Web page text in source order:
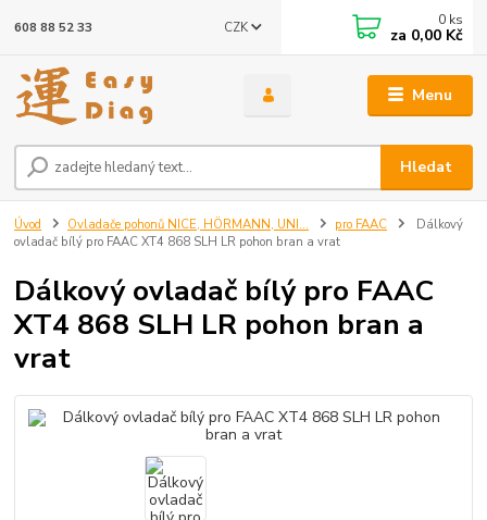
Menu
CZK
Hledat
608 88 52 33 0 ks
za 0,00 Kč
Úvod Ovladače pohonů NICE, HÖRMANN, UNI... pro FAAC
Dálkový
ovladač bílý pro FAAC XT4 868 SLH LR pohon bran a vrat
Dálkový ovladač bílý pro FAAC
XT4 868 SLH LR pohon bran a
vrat